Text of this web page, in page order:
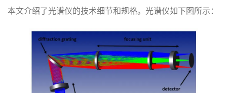
本文介绍了光谱仪的技术细节和规格。光谱仪如下图所示：